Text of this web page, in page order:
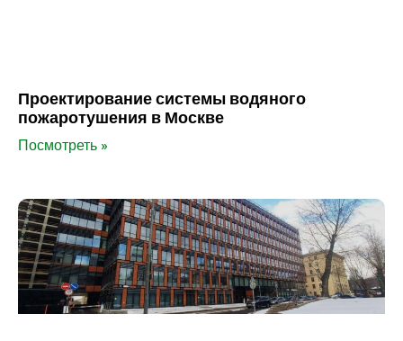
Проектирование системы водяного
пожаротушения в Москве
Посмотреть »